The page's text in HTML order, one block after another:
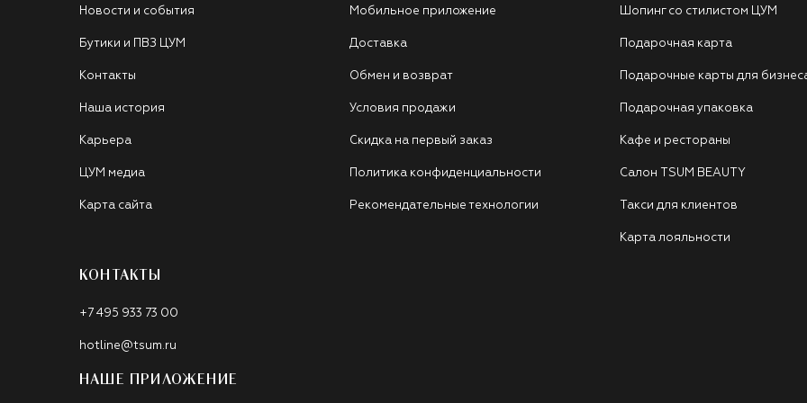
Новости и события
Бутики и ПВЗ ЦУМ
Контакты
Наша история
Карьера
ЦУМ медиа
Карта сайта
Мобильное приложение
Доставка
Обмен и возврат
Условия продажи
Скидка на первый заказ
Политика конфиденциальности
Рекомендательные технологии
Шопинг со стилистом ЦУМ
Подарочная карта
Подарочные карты для
Подарочная упаковка
Кафе и рестораны
Салон TSUM BEAUTY
Такси для клиентов
Карта лояльности
КОНТАКТЫ
+7 495 933 73 00
hotline@tsum.ru
НАШЕ ПРИЛОЖЕНИЕ